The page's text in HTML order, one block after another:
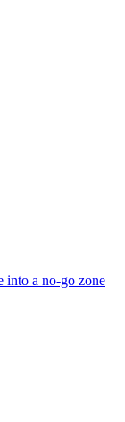
into a no-go zone